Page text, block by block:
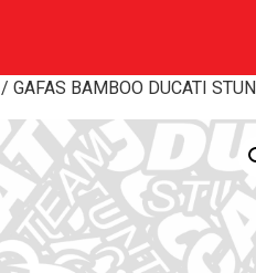
/ GAFAS BAMBOO DUCATI